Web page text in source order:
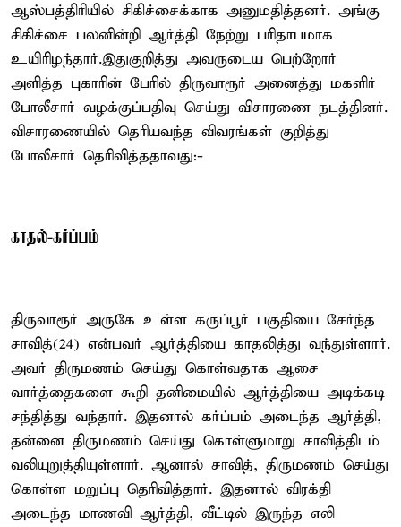
ஆஸ்பத்திரியில் சிகிச்சைக்காக அனுமதித்தனர். அங்கு
சிகிச்சை பலனின்றி ஆர்த்தி நேற்று பரிதாபமாக
உயிரிழந்தார்.இதுகுறித்து அவருடைய பெற்றோர்
அளித்த புகாரின் பேரில் திருவாரூர் அனைத்து மகளிர்
போலீசார் வழக்குப்பதிவு செய்து விசாரணை நடத்தினர்.
விசாரணையில் தெரியவந்த விவரங்கள் குறித்து
போலீசார் தெரிவித்ததாவது:-
காதல்-கர்ப்பம்
திருவாரூர் அருகே உள்ள கருப்பூர் பகுதியை சேர்ந்த
சாவித்(24) என்பவர் ஆர்த்தியை காதலித்து வந்துள்ளார்.
அவர் திருமணம் செய்து கொள்வதாக ஆசை
வார்த்தைகளை கூறி தனிமையில் ஆர்த்தியை அடிக்கடி
சந்தித்து வந்தார். இதனால் கர்ப்பம் அடைந்த ஆர்த்தி,
தன்னை திருமணம் செய்து கொள்ளுமாறு சாவித்திடம்
வலியுறுத்தியுள்ளார். ஆனால் சாவித், திருமணம் செய்து
கொள்ள மறுப்பு தெரிவித்தார். இதனால் விரக்தி
அடைந்த மாணவி ஆர்த்தி, வீட்டில் இருந்த எலி